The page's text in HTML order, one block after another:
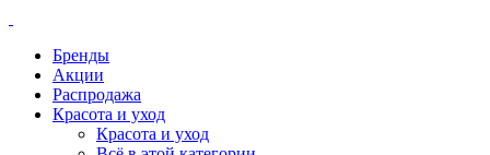
Бренды
Акции
Распродажа
Красота и уход
Красота и уход